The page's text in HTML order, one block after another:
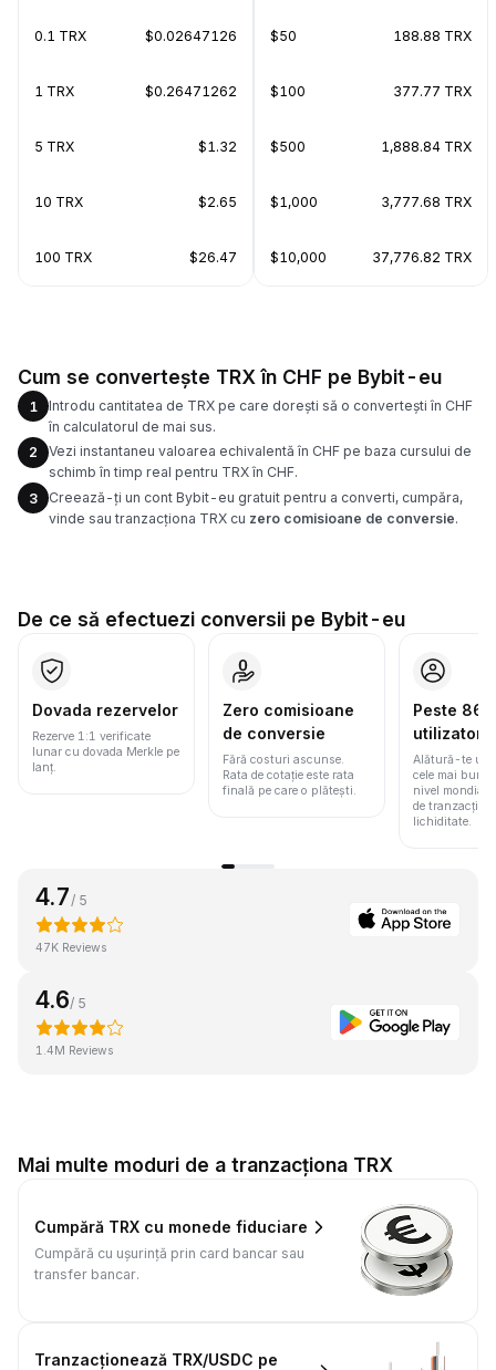
0.1 TRX $0.02647126
1 TRX $0.26471262
5 TRX $1.32
10 TRX $2.65
100 TRX $26.47
$50 188.88 TRX
$100 377.77 TRX
$500 1,888.84 TRX
$1,000 3,777.68 TRX
$10,000 37,776.82 TRX
Cum se convertește TRX în CHF pe Bybit-eu
1
Introdu cantitatea de TRX pe care dorești să o convertești în CHF
în calculatorul de mai sus.
2
Vezi instantaneu valoarea echivalentă în CHF pe baza cursului de
schimb în timp real pentru TRX în CHF.
3
Creează-ți un cont Bybit-eu gratuit pentru a converti, cumpăra,
vinde sau tranzacționa TRX cu zero comisioane de conversie.
De ce să efectuezi conversii pe Bybit-eu
Dovada rezervelor
Rezerve 1:1 verificate
lunar cu dovada Merkle pe
lanț.
Zero comisioane
de conversie
Fără costuri ascunse.
Rata de cotație este rata
finală pe care o plătești.
Peste 86
utilizatori
Alătură-te
cele mai bune
nivel mondial
de
lichiditate.
4.7 / 5
47K Reviews
4.6/ 5
1.4M Reviews
Mai multe moduri de a tranzacționa TRX
Cumpără TRX cu monede fiduciare
Cumpără cu ușurință prin card bancar sau
transfer bancar.
Tranzacționează TRX/USDC pe